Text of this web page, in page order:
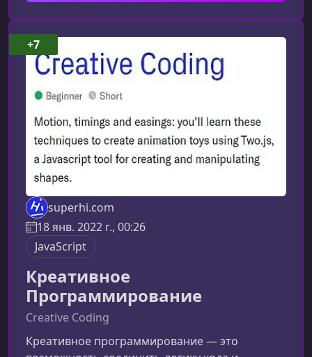
решения и продуманная структура
интерфейса влияют на опыт пользователя.
Обучение охватывает ключевые аспекты
проектирования: от истории UI до создания
сложных компонентных сист
superhi.com
18 янв. 2022 г., 00:26
JavaScript
Креативное
Программирование
Creative Coding
Креативное программирование — это
+7